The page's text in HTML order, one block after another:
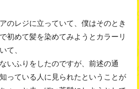
のレジに立っていて、僕はそのとき
初めて髪を染めてみようとカラーリ
て、
いふりをしたのですが、前述の通
っている人に見られたということが